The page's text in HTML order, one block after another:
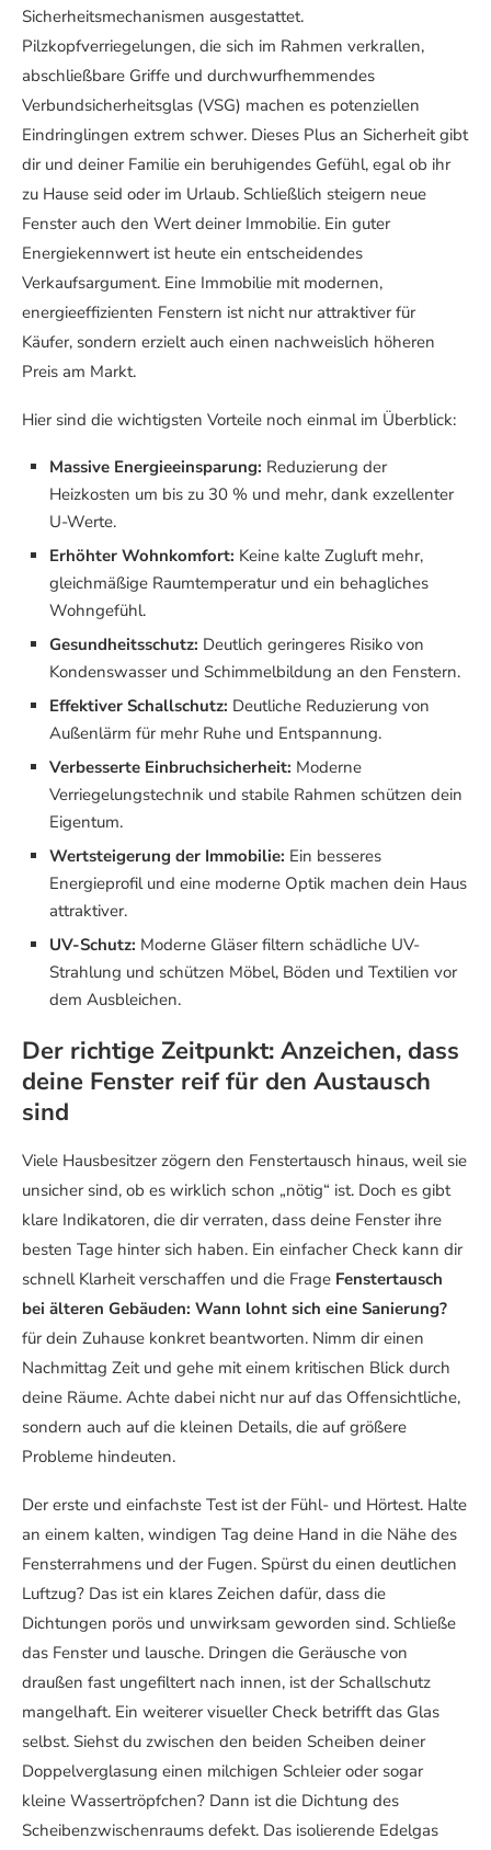
Sicherheitsmechanismen ausgestattet.
Pilzkopfverriegelungen, die sich im Rahmen verkrallen,
abschließbare Griffe und durchwurfhemmendes
Verbundsicherheitsglas (VSG) machen es potenziellen
Eindringlingen extrem schwer. Dieses Plus an Sicherheit gibt
dir und deiner Familie ein beruhigendes Gefühl, egal ob ihr
zu Hause seid oder im Urlaub. Schließlich steigern neue
Fenster auch den Wert deiner Immobilie. Ein guter
Energiekennwert ist heute ein entscheidendes
Verkaufsargument. Eine Immobilie mit modernen,
energieeffizienten Fenstern ist nicht nur attraktiver für
Käufer, sondern erzielt auch einen nachweislich höheren
Preis am Markt.
Hier sind die wichtigsten Vorteile noch einmal im Überblick:
Massive Energieeinsparung: Reduzierung der
Heizkosten um bis zu 30 % und mehr, dank exzellenter
U-Werte.
Erhöhter Wohnkomfort: Keine kalte Zugluft mehr,
gleichmäßige Raumtemperatur und ein behagliches
Wohngefühl.
Gesundheitsschutz: Deutlich geringeres Risiko von
Kondenswasser und Schimmelbildung an den Fenstern.
Effektiver Schallschutz: Deutliche Reduzierung von
Außenlärm für mehr Ruhe und Entspannung.
Verbesserte Einbruchsicherheit: Moderne
Verriegelungstechnik und stabile Rahmen schützen dein
Eigentum.
Wertsteigerung der Immobilie: Ein besseres
Energieprofil und eine moderne Optik machen dein Haus
attraktiver.
UV-Schutz: Moderne Gläser filtern schädliche UV-
Strahlung und schützen Möbel, Böden und Textilien vor
dem Ausbleichen.
Der richtige Zeitpunkt: Anzeichen, dass
deine Fenster reif für den Austausch
sind
Viele Hausbesitzer zögern den Fenstertausch hinaus, weil sie
unsicher sind, ob es wirklich schon „nötig“ ist. Doch es gibt
klare Indikatoren, die dir verraten, dass deine Fenster ihre
besten Tage hinter sich haben. Ein einfacher Check kann dir
schnell Klarheit verschaffen und die Frage Fenstertausch
bei älteren Gebäuden: Wann lohnt sich eine Sanierung?
für dein Zuhause konkret beantworten. Nimm dir einen
Nachmittag Zeit und gehe mit einem kritischen Blick durch
deine Räume. Achte dabei nicht nur auf das Offensichtliche,
sondern auch auf die kleinen Details, die auf größere
Probleme hindeuten.
Der erste und einfachste Test ist der Fühl- und Hörtest. Halte
an einem kalten, windigen Tag deine Hand in die Nähe des
Fensterrahmens und der Fugen. Spürst du einen deutlichen
Luftzug? Das ist ein klares Zeichen dafür, dass die
Dichtungen porös und unwirksam geworden sind. Schließe
das Fenster und lausche. Dringen die Geräusche von
draußen fast ungefiltert nach innen, ist der Schallschutz
mangelhaft. Ein weiterer visueller Check betrifft das Glas
selbst. Siehst du zwischen den beiden Scheiben deiner
Doppelverglasung einen milchigen Schleier oder sogar
kleine Wassertröpfchen? Dann ist die Dichtung des
Scheibenzwischenraums defekt. Das isolierende Edelgas